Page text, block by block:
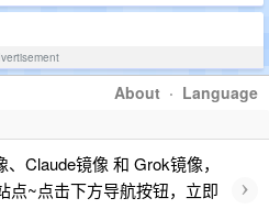
About · Language
Claude镜像 和 Grok镜像，
点~点击下方导航按钮，立即
›